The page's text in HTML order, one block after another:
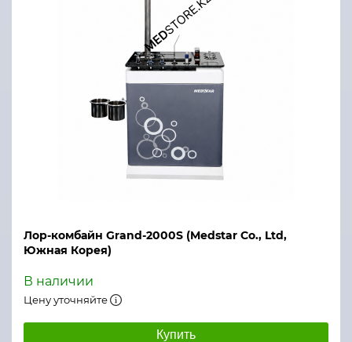
Лор-комбайн Grand-2000S (Medstar Co., Ltd,
Южная Корея)
В наличии
Цену уточняйте
Купить